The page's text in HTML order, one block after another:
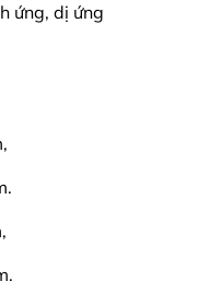
ứng, dị ứng